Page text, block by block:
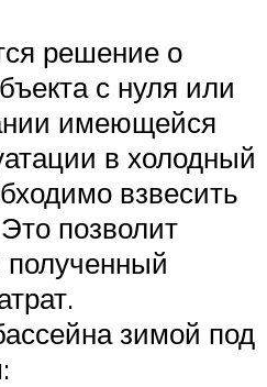
решение о
с нуля или
имеющейся
в холодный
взвесить
позволит
полученный
зимой под